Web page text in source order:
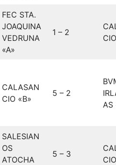
FEC STA.
JOAQUINA
VEDRUNA
«A»
1 – 2
CALASAN
CIO «B»
5 – 2
AS
SALESIAN
OS
ATOCHA
5 – 3